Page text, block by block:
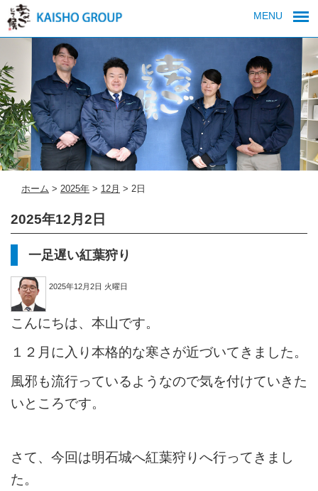
MENU
ホーム > 2025年 > 12月 > 2日
2025年12月2日
一足遅い紅葉狩り
2025年12月2日 火曜日
こんにちは、本山です。
１２月に入り本格的な寒さが近づいてきました。
風邪も流行っているようなので気を付けていきた
いところです。
さて、今回は明石城へ紅葉狩りへ行ってきまし
た。